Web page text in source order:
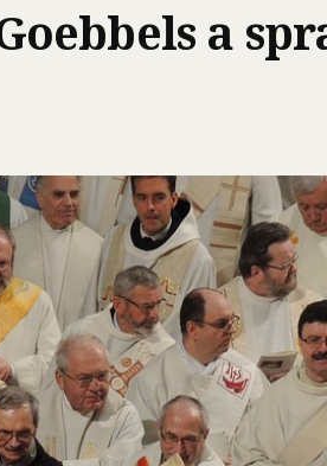
a